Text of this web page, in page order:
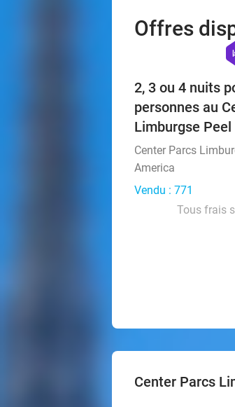
Offres
2, 3 ou 4 nuits
personnes au
Limburgse Peel
Center Parcs
America
Vendu : 771
Tous frais
Center Parcs